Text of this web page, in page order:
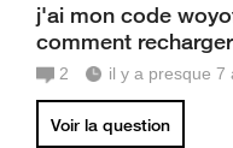
j'ai mon code
comment recharger
2 il y a presque 7
Voir la question